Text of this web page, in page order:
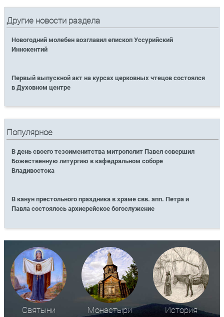
Другие новости раздела
Новогодний молебен возглавил епископ Уссурийский
Иннокентий
Первый выпускной акт на курсах церковных чтецов состоялся
в Духовном центре
Популярное
В день своего тезоименитства митрополит Павел совершил
Божественную литургию в кафедральном соборе
Владивостока
В канун престольного праздника в храме свв. апп. Петра и
Павла состоялось архиерейское богослужение
Святыни Монастыри История